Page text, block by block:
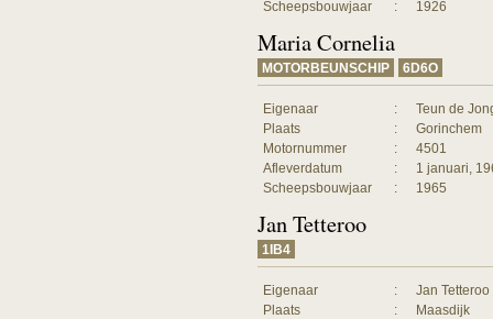
Scheepsbouwjaar
: 1926
Maria Cornelia
MOTORBEUNSCHIP 6D6O
Eigenaar :
Teun de
Plaats
:
Gorinchem
Motornummer
:
4501
Afleverdatum
:
1 januari,
Scheepsbouwjaar
: 1965
Jan Tetteroo
1IB4
Eigenaar :
Jan Tetteroo
Plaats
:
Maasdijk